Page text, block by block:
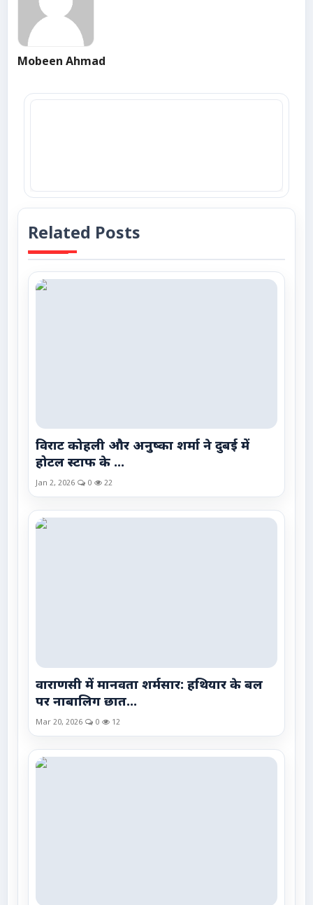
Mobeen Ahmad
Related Posts
विराट कोहली और अनुष्का शर्मा ने दुबई में
होटल स्टाफ के ...
Jan 2, 2026 0 22
वाराणसी में मानवता शर्मसार: हथियार के बल
पर नाबालिग छात...
Mar 20, 2026 0 12